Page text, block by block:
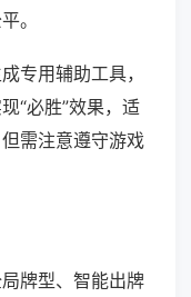
。
专用辅助工具，
“必胜”效果，适
需注意遵守游戏
牌型、智能出牌